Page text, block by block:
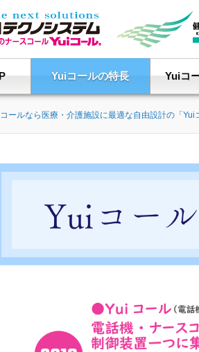
Yuiコールの特長 Yuiコ
ールなら医療・介護施設に最適な自由設計の「Yui